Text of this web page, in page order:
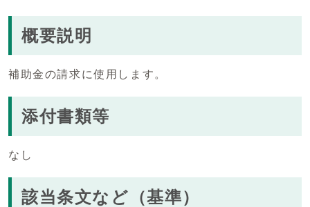
概要説明
補助金の請求に使用します。
添付書類等
なし
該当条文など（基準）